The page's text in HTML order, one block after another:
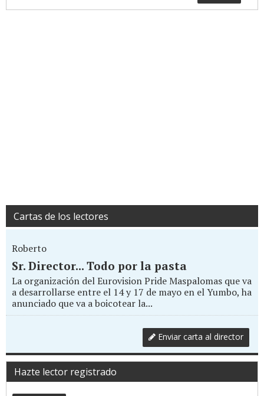
Cartas de los lectores
Roberto
Sr. Director... Todo por la pasta
La organización del Eurovision Pride Maspalomas que va
a desarrollarse entre el 14 y 17 de mayo en el Yumbo, ha
anunciado que va a boicotear la...
Enviar carta al director
Hazte lector registrado